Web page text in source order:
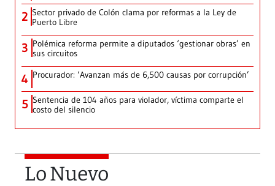
2 Sector privado de Colón clama por reformas a la Ley de
Puerto Libre
3 Polémica reforma permite a diputados ‘gestionar obras’ en
sus circuitos
4 Procurador: ‘Avanzan más de 6,500 causas por corrupción’
5 Sentencia de 104 años para violador, víctima comparte el
costo del silencio
Lo Nuevo